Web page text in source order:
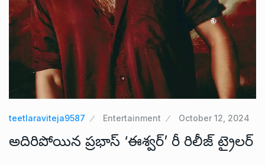
teetlaraviteja9587 Entertainment October 12, 2024
అదిరిపోయిన ప్రభాస్ ‘ఈశ్వర్’ రీ రిలీజ్ ట్రైలర్